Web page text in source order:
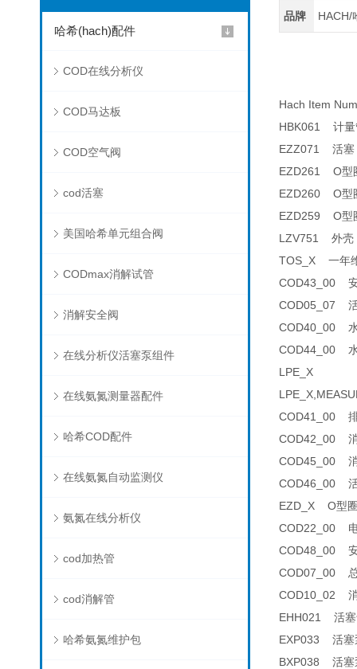
哈希(hach)配件
COD在线分析仪
COD马达板
COD空气阀
cod活塞
美国哈希单元组合阀
CODmax消解试管
消解安全阀
在线分析仪活塞泵组件
在线氨氮测量器配件
哈希COD配件
在线氨氮自动监测仪
氨氮在线分析仪
cod加热管
cod消解管
哈希氨氮维护包
品牌 HACH/
Hach Item
HBK061 计量
EZZ071 活塞
EZD261 O型
EZD260 O型
EZD259 O型
LZV751 外壳
TOS_X 一年
COD43_00 安
COD05_07 活
COD40_00 水
COD44_00 水
LPE_X
COD41_00 排
COD42_00 消
COD45_00 消
COD46_00 活
EZD_X O型
COD22_00 电
COD48_00
COD07_00
COD10_02
EHH021 活
EXP033 活
BXP038 活